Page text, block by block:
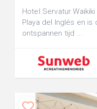
Hotel Servatur
Playa del Inglés en
ontspannen tijd ...